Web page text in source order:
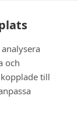
och
till
BUCHEN SIE